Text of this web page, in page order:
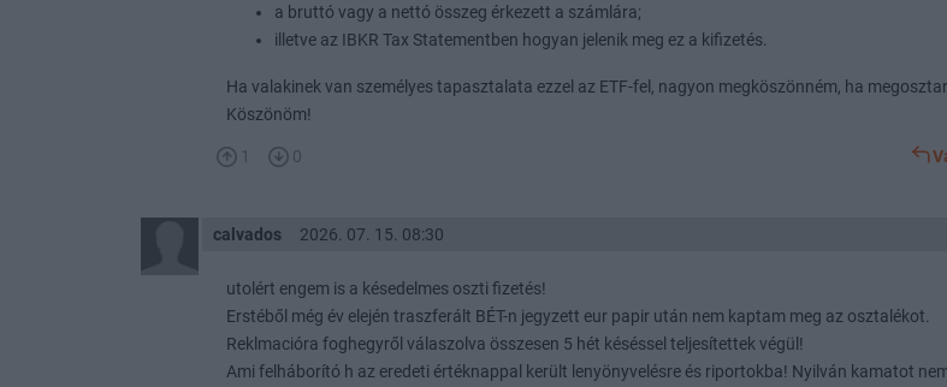
a bruttó vagy a nettó összeg érkezett a számlára;
illetve az IBKR Tax Statementben hogyan jelenik meg ez a kifizetés.
Ha valakinek van személyes tapasztalata ezzel az ETF-fel, nagyon megköszönném, ha
Köszönöm!
1 0
calvados 2026. 07. 15. 08:30
utolért engem is a késedelmes oszti fizetés!
Erstéből még év elején traszferált BÉT-n jegyzett eur papir után nem kaptam meg az osztalékot.
Reklmacióra foghegyről válaszolva összesen 5 hét késéssel teljesítettek végül!
Ami felháborító h az eredeti értéknappal került lenyönyvelésre és riportokba! Nyilván kamatot